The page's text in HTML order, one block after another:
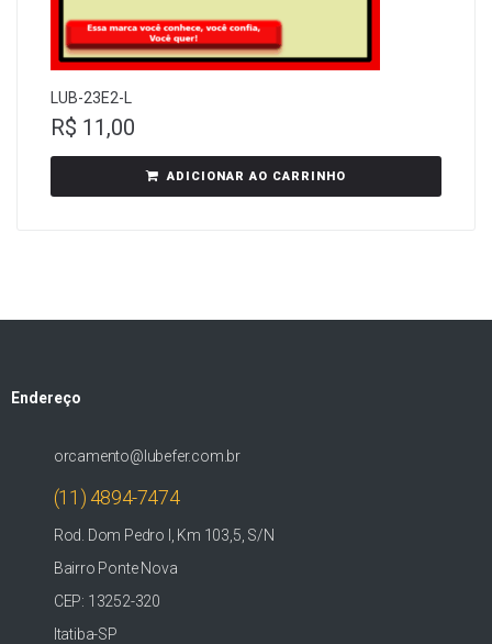
LUB-23E2-L
R$ 11,00
ADICIONAR AO CARRINHO
Endereço
orcamento@lubefer.com.br
(11) 4894-7474
Rod. Dom Pedro I, Km 103,5, S/N
Bairro Ponte Nova
CEP: 13252-320
Itatiba-SP